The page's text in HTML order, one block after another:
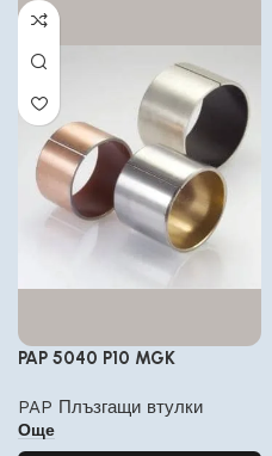
PAP 5040 P10 MGK
PAP Плъзгащи втулки
Още